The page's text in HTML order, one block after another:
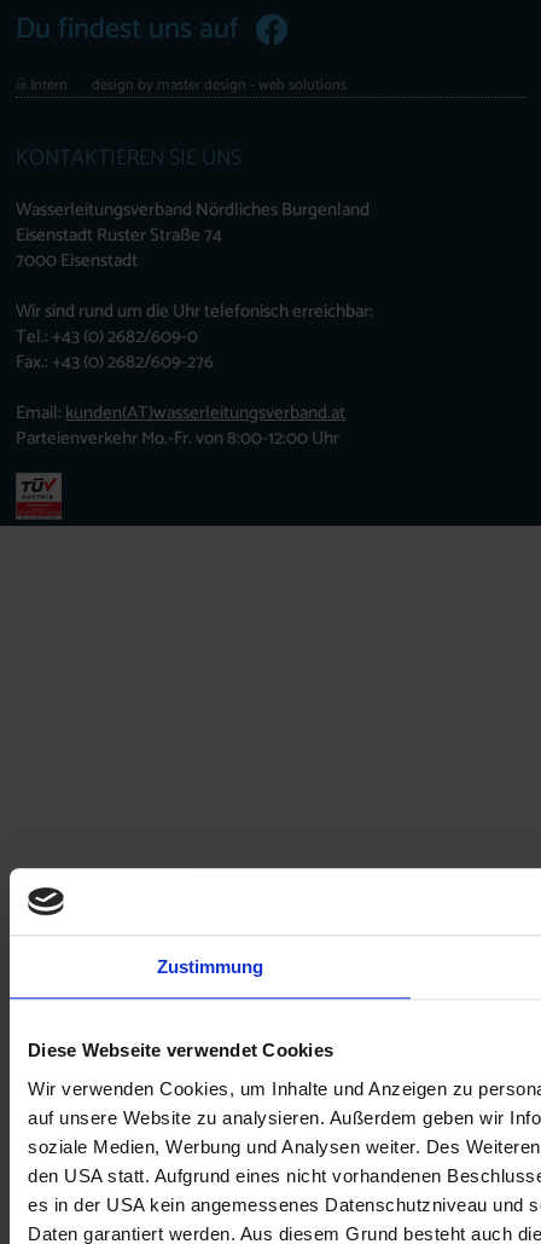
Zustimmung
Diese Webseite verwendet Cookies
Wir verwenden Cookies, um Inhalte und Anzeigen zu
auf unsere Website zu analysieren. Außerdem geben wir
soziale Medien, Werbung und Analysen weiter. Des
den USA statt. Aufgrund eines nicht vorhandenen
es in der USA kein angemessenes Datenschutzniveau und
Daten garantiert werden. Aus diesem Grund besteht auch
Du findest uns auf
design by master design - web solutions
Intern
KONTAKTIEREN SIE UNS
Wasserleitungsverband Nördliches Burgenland
Eisenstadt Ruster Straße 74
7000 Eisenstadt
Wir sind rund um die Uhr telefonisch erreichbar:
Tel.: +43 (0) 2682/609-0
Fax.: +43 (0) 2682/609-276
Email:kunden(AT)wasserleitungsverband.at
Parteienverkehr Mo.-Fr. von 8:00-12:00 Uhr